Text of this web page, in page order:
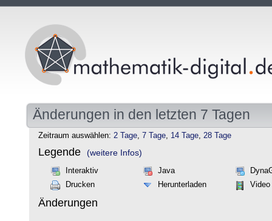
Änderungen in den letzten 7 Tagen
Zeitraum auswählen: 2 Tage, 7 Tage, 14 Tage, 28 Tage
Legende (weitere Infos)
Interaktiv Java
Drucken
Herunterladen Video
Änderungen